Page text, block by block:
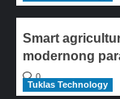
Smart
modernong
0
Tuklas Technology